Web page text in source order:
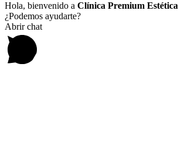
Hola, bienvenido a Clínica Premium Estética
¿Podemos ayudarte?
Abrir chat